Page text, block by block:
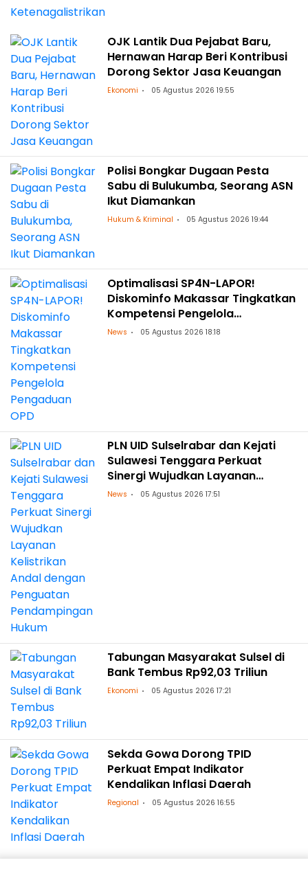
OJK Lantik Dua Pejabat Baru,
Hernawan Harap Beri Kontribusi
Dorong Sektor Jasa Keuangan
Ekonomi 05 Agustus 2026 19:55
Polisi Bongkar Dugaan Pesta
Sabu di Bulukumba, Seorang ASN
Ikut Diamankan
Hukum & Kriminal 05 Agustus 2026 19:44
Optimalisasi SP4N-LAPOR!
Diskominfo Makassar Tingkatkan
Kompetensi Pengelola
Pengaduan OPD
News 05 Agustus 2026 18:18
PLN UID Sulselrabar dan Kejati
Sulawesi Tenggara Perkuat
Sinergi Wujudkan Layanan
Kelistrikan Andal dengan
News 05 Agustus 2026 17:51
Tabungan Masyarakat Sulsel di
Bank Tembus Rp92,03 Triliun
Ekonomi 05 Agustus 2026 17:21
Sekda Gowa Dorong TPID
Perkuat Empat Indikator
Kendalikan Inflasi Daerah
Regional 05 Agustus 2026 16:55